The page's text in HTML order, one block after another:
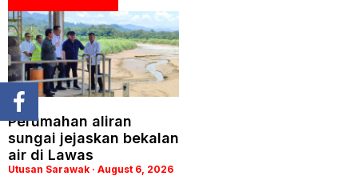
Perumahan aliran
sungai jejaskan bekalan
air di Lawas
Utusan Sarawak August 6, 2026